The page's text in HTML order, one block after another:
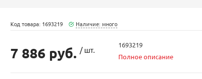
Код товара: 1693219 Наличие: много
7 886 руб. / шт.
1693219
Полное описание